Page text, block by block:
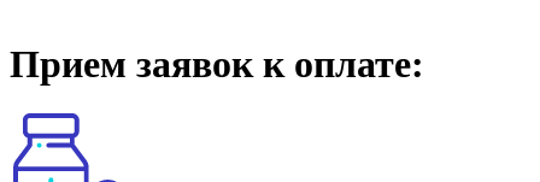
Прием заявок к оплате: